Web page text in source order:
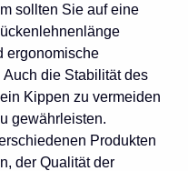
sollten Sie auf eine
ergonomische
die Stabilität des
Kippen zu vermeiden
gewährleisten.
Produkten
der Qualität der